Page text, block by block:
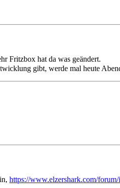
Fritzbox hat da was geändert.
gibt, werde mal heute
https://www.elzershark.com/